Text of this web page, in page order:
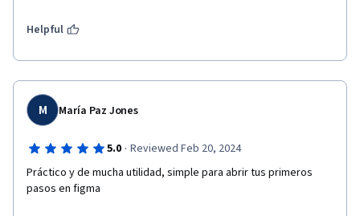
Helpful
M María Paz Jones
5.0 · Reviewed Feb 20, 2024
Práctico y de mucha utilidad, simple para abrir tus primeros
pasos en figma